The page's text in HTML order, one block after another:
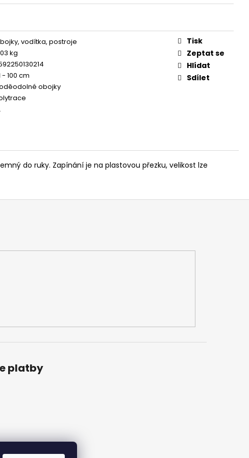
vodítka, postroje
kg
- 100 cm
obojky
Tisk
Zeptat se
Hlídat
Sdílet
do ruky. Zapínání je na plastovou přezku, velikost lze
DOG YUMMY CHICKEN
TREAT 100G
platby